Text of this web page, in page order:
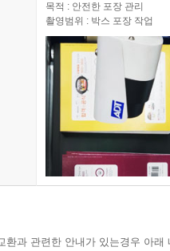
라는 한 단어가 앤 셜리라면 꼭
어색하게 들릴 수도 있는 ‘
‘kindred spirit’이 단순한 친
고 있다고 생각했다. 그런 의
다 생생한 앤을 만난다!
. 이러한 기반 위에서 이번
는 데 큰 문제가 없더라도,
목적 : 안전한 포장 관리
촬영범위 : 박스 포장 작업
과 관련한 안내가 있는경우 아